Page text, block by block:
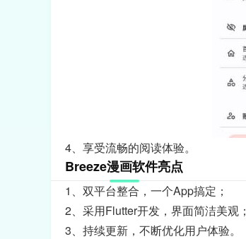
4、享受流畅的阅读体验。
Breeze漫画软件亮点
1、双平台整合，一个App搞定；
2、采用Flutter开发，界面简洁美观；
3、持续更新，不断优化用户体验。